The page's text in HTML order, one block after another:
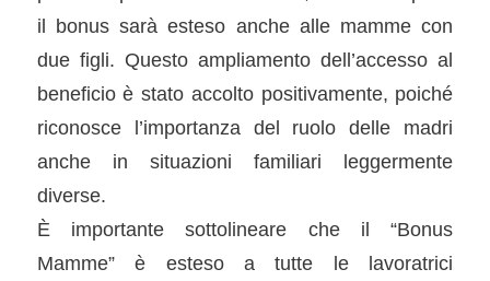
il bonus sarà esteso anche alle mamme con
due figli. Questo ampliamento dell’accesso al
beneficio è stato accolto positivamente, poiché
riconosce l’importanza del ruolo delle madri
anche in situazioni familiari leggermente
diverse.
È importante sottolineare che il “Bonus
Mamme” è esteso a tutte le lavoratrici